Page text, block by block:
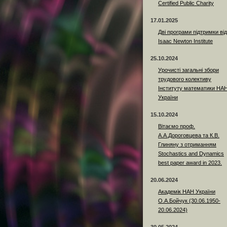
Certified Public Charity
17.01.2025
Дві програми підтримки від
Isaac Newton Institute
25.10.2024
Урочисті загальні збори
трудового колективу
Інституту математики
України
15.10.2024
Вітаємо проф.
А.А.Дороговцева та К.В.
Глиняну з отриманням
Stochastics and Dynamics
best paper award in 2023.
20.06.2024
Академік НАН України
О.А.Бойчук (30.06.1950-
20.06.2024)